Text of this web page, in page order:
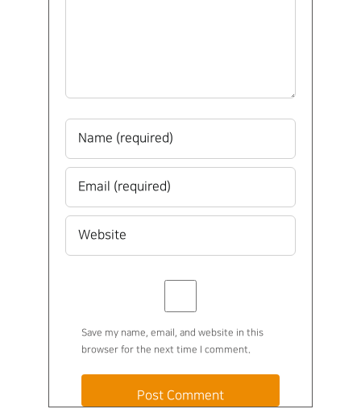
Save my name, email, and website in this
browser for the next time I comment.